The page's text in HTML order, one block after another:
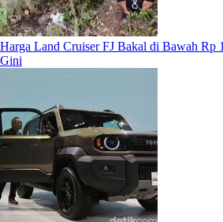
Harga Land Cruiser FJ Bakal di Bawah Rp
Gini